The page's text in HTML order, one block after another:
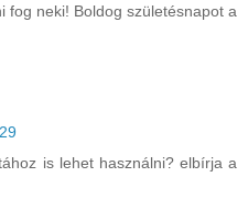
fog neki! Boldog születésnapot a
is lehet használni? elbírja a